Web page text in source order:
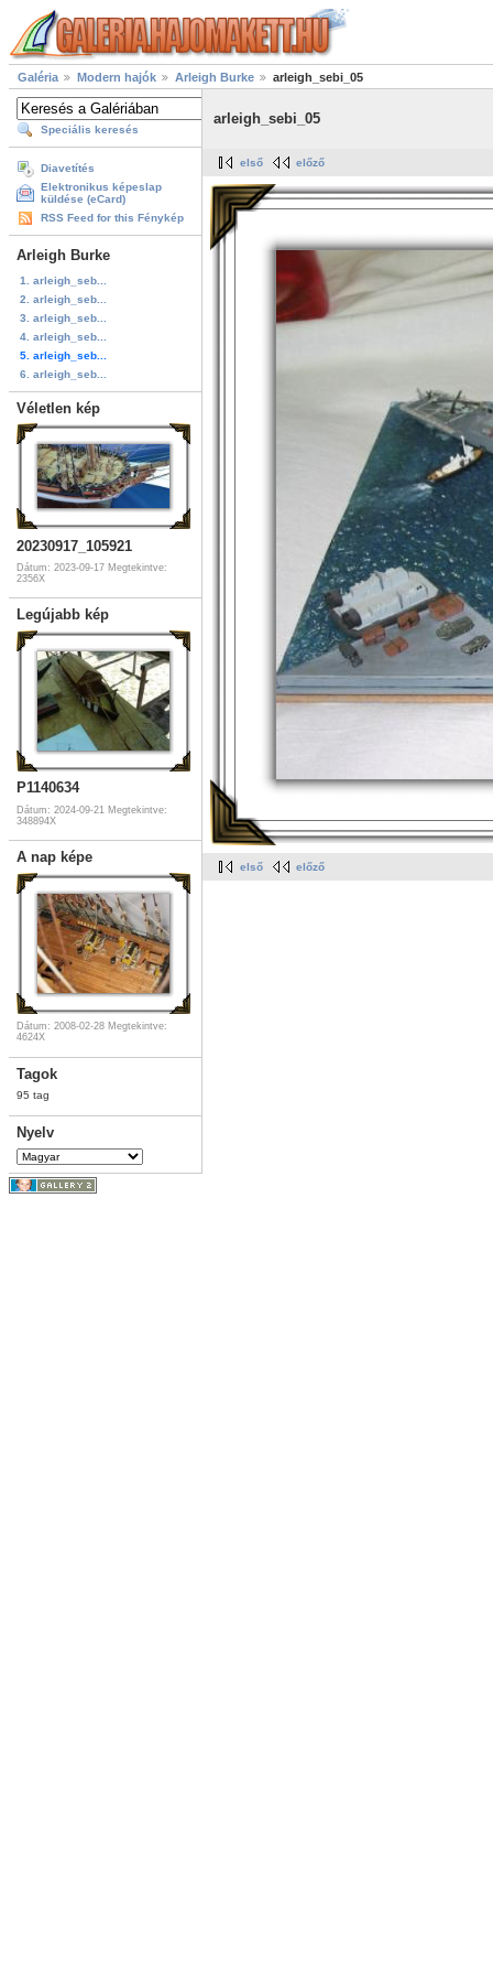
Galéria Modern hajók Arleigh Burke arleigh_sebi_05
Speciális keresés
Diavetítés
Elektronikus képeslap
küldése (eCard)
RSS Feed for this Fénykép
Arleigh Burke
1. arleigh_seb...
2. arleigh_seb...
3. arleigh_seb...
4. arleigh_seb...
5. arleigh_seb...
6. arleigh_seb...
Véletlen kép
20230917_105921
Dátum: 2023-09-17 Megtekintve:
2356X
Legújabb kép
P1140634
Dátum: 2024-09-21 Megtekintve:
348894X
A nap képe
Dátum: 2008-02-28 Megtekintve:
4624X
Tagok
95 tag
Nyelv
arleigh_sebi_05
első előző
első előző